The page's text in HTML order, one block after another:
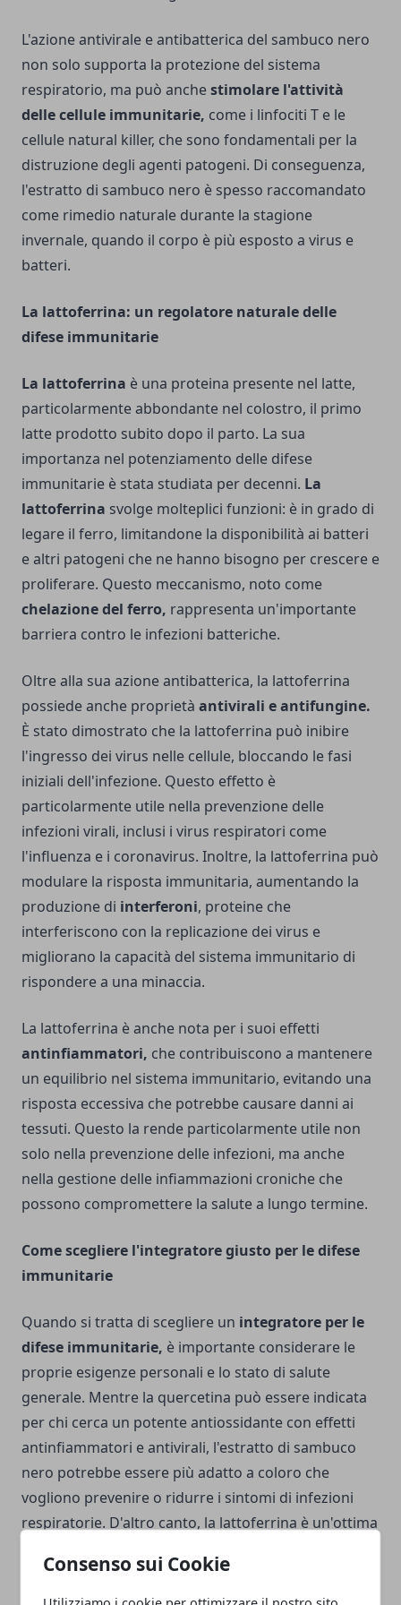
Consenso sui Cookie
L'azione antivirale e antibatterica del sambuco nero
non solo supporta la protezione del sistema
respiratorio, ma può anchestimolare l'attività
delle cellule immunitarie, come i linfociti T e le
cellule natural killer, che sono fondamentali per la
distruzione degli agenti patogeni. Di conseguenza,
l'estratto di sambuco nero è spesso raccomandato
come rimedio naturale durante la stagione
invernale, quando il corpo è più esposto a virus e
batteri.
La lattoferrina: un regolatore naturale delle
difese immunitarie
La lattoferrina è una proteina presente nel latte,
particolarmente abbondante nel colostro, il primo
latte prodotto subito dopo il parto. La sua
importanza nel potenziamento delle difese
immunitarie è stata studiata per decenni. La
lattoferrina svolge molteplici funzioni: è in grado di
legare il ferro, limitandone la disponibilità ai batteri
e altri patogeni che ne hanno bisogno per crescere e
proliferare. Questo meccanismo, noto come
chelazione del ferro, rappresenta un'importante
barriera contro le infezioni batteriche.
Oltre alla sua azione antibatterica, la lattoferrina
possiede anche proprietà antivirali e antifungine.
È stato dimostrato che la lattoferrina può inibire
l'ingresso dei virus nelle cellule, bloccando le fasi
iniziali dell'infezione. Questo effetto è
particolarmente utile nella prevenzione delle
infezioni virali, inclusi i virus respiratori come
l'influenza e i coronavirus. Inoltre, la lattoferrina può
modulare la risposta immunitaria, aumentando la
produzione di interferoni, proteine che
interferiscono con la replicazione dei virus e
migliorano la capacità del sistema immunitario di
rispondere a una minaccia.
La lattoferrina è anche nota per i suoi effetti
antinfiammatori, che contribuiscono a mantenere
un equilibrio nel sistema immunitario, evitando una
risposta eccessiva che potrebbe causare danni ai
tessuti. Questo la rende particolarmente utile non
solo nella prevenzione delle infezioni, ma anche
nella gestione delle infiammazioni croniche che
possono compromettere la salute a lungo termine.
Come scegliere l'integratore giusto per le difese
immunitarie
Quando si tratta di scegliere un integratore per le
difese immunitarie, è importante considerare le
proprie esigenze personali e lo stato di salute
generale. Mentre la quercetina può essere indicata
per chi cerca un potente antiossidante con effetti
antinfiammatori e antivirali, l'estratto di sambuco
nero potrebbe essere più adatto a coloro che
vogliono prevenire o ridurre i sintomi di infezioni
respiratorie. D'altro canto, la lattoferrina è un'ottima
include proprietà antibatteriche, antivirali e
antifungine.